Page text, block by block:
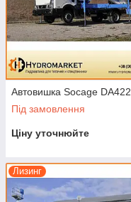
Автовишка Socage DA422
Під замовлення
Ціну уточнюйте
Лизинг